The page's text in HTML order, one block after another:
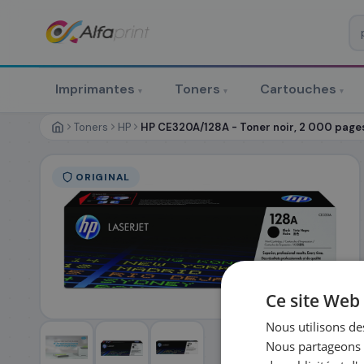
Imprimantes ▾ Toners ▾ Cartouches ▾
Toners HP HP CE320A/128A - Toner noir, 2 000
ORIGINAL
Prévoyez & économisez
personnalisé
RÉFÉRENCE DU PRODUIT
FRÉQUENCE* QUANTITÉ PAR
DATE DE PREMIÈRE LIVRAISON SOUHAITÉE
PRÉNOM NOM*
Ce site
Nous utilisons
Nous